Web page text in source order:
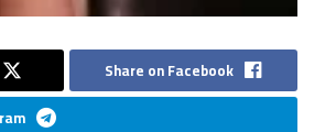
Share on Facebook